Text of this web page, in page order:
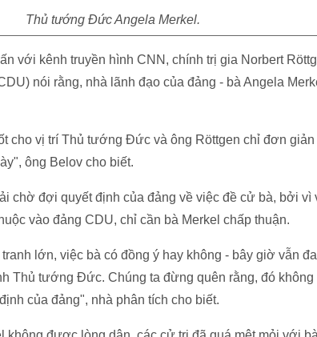
Thủ tướng Đức Angela Merkel.
với kênh truyền hình CNN, chính trị gia Norbert
nói rằng, nhà lãnh đạo của đảng - bà Angela
cho vị trí Thủ tướng Đức và ông Röttgen chỉ đơn giản
ông Belov cho biết.
chờ đợi quyết định của đảng về việc đề cử bà, bởi vì
vào đảng CDU, chỉ cần bà Merkel chấp thuận.
lớn, việc bà có đồng ý hay không - bây giờ vẫn
Thủ tướng Đức. Chúng ta đừng quên rằng, đó không
của đảng", nhà phân tích cho biết.